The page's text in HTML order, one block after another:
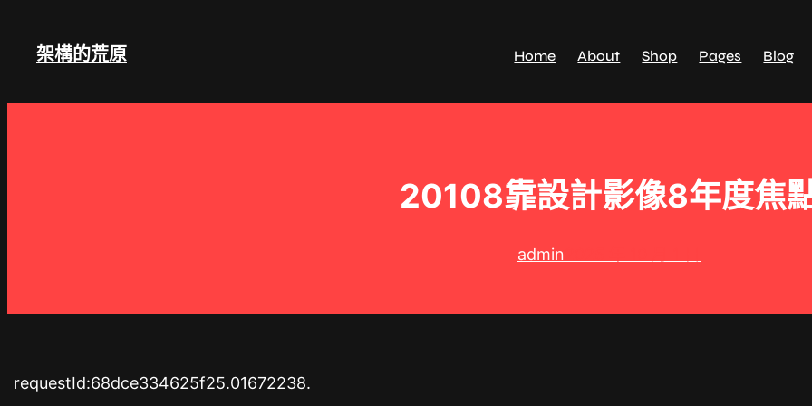
架構的荒原 Home About Shop Pages Blog
20108靠設計影像8年度焦
admin
requestId:68dce334625f25.01672238.